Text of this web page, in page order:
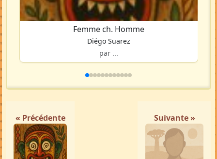
Femme ch. Homme
Diégo Suarez
par ...
« Précédente Suivante »